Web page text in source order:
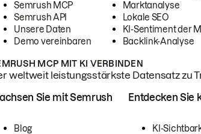
Semrush MCP
Semrush API
Unsere Daten
Demo vereinbaren
Marktanalyse
Lokale SEO
KI-Sentiment der
Backlink-Analyse
MCP MIT KI VERBINDEN
weltweit leistungsstärkste Datensatz zu
Sie mit Semrush
Blog
Entdecken Sie
KI-